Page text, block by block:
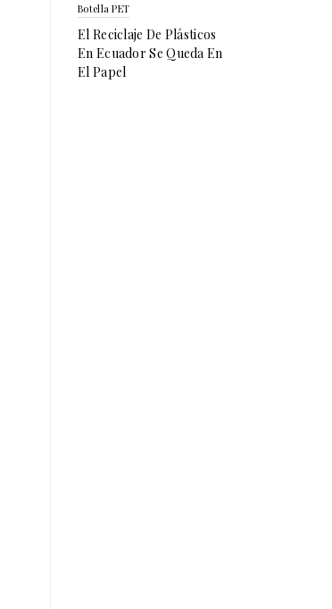
Botella PET
El Reciclaje De Plásticos
En Ecuador Se Queda En
El Papel